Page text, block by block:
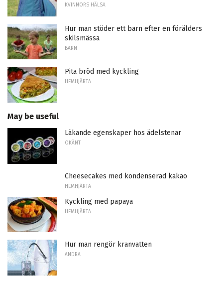
KVINNORS HÄLSA
Hur man stöder ett barn efter en förälders
skilsmässa
BARN
Pita bröd med kyckling
HEMHJÄRTA
May be useful
Läkande egenskaper hos ädelstenar
OKÄNT
Cheesecakes med kondenserad kakao
HEMHJÄRTA
Kyckling med papaya
HEMHJÄRTA
Hur man rengör kranvatten
ANDRA